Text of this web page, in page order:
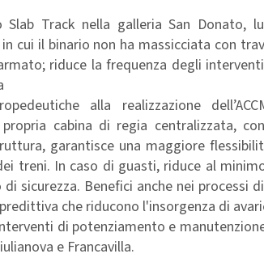
Track nella galleria San Donato,
cui il binario non ha massicciata con
riduce la frequenza degli
alla realizzazione
propria cabina di regia centralizzata,
garantisce una maggiore
treni. In caso di guasti, riduce al
sicurezza. Benefici anche nei processi
che riducono l'insorgenza di
di potenziamento e
e Francavilla.